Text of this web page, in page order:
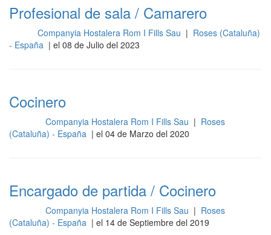
Profesional de sala / Camarero
Companyia Hostalera Rom I Fills Sau | Roses (Cataluña)
- España | el 08 de Julio del 2023
Cocinero
Companyia Hostalera Rom I Fills Sau | Roses
(Cataluña) - España | el 04 de Marzo del 2020
Encargado de partida / Cocinero
Companyia Hostalera Rom I Fills Sau | Roses
(Cataluña) - España | el 14 de Septiembre del 2019